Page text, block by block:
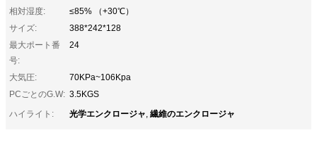
相対湿度:
≤85% （+30℃）
サイズ:
388*242*128
最大ポート番
号:
24
大気圧:
70KPa~106Kpa
PCごとのG.W: 3.5KGS
ハイライト:
光学エンクロージャ, 繊維のエンクロージャ